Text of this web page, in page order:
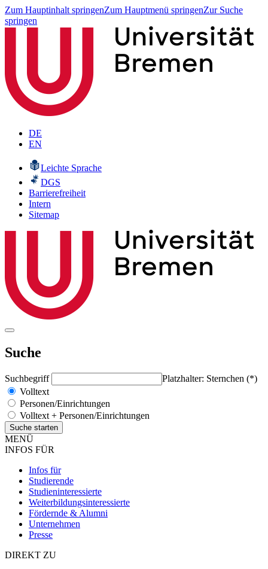
Zum Hauptinhalt springenZum Hauptmenü springenZur Suche
springen
DE
EN
Leichte Sprache
DGS
Barrierefreiheit
Intern
Sitemap
Suche
Suchbegriff
Platzhalter: Sternchen (*)
Volltext
Personen/Einrichtungen
Volltext + Personen/Einrichtungen
MENÜ
INFOS FÜR
Infos für
Studierende
Studieninteressierte
Weiterbildungsinteressierte
Fördernde & Alumni
Unternehmen
Presse
DIREKT ZU